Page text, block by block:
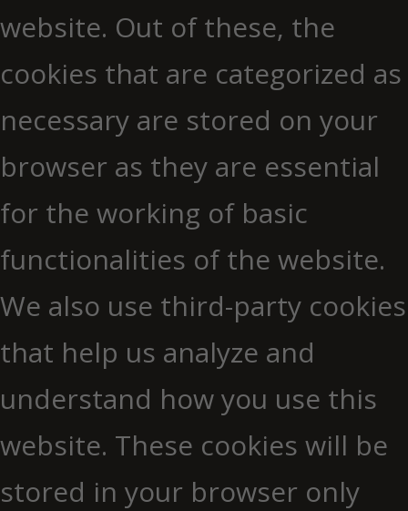
website. Out of these, the
cookies that are categorized as
necessary are stored on your
browser as they are essential
for the working of basic
functionalities of the website.
We also use third-party cookies
that help us analyze and
understand how you use this
website. These cookies will be
stored in your browser only